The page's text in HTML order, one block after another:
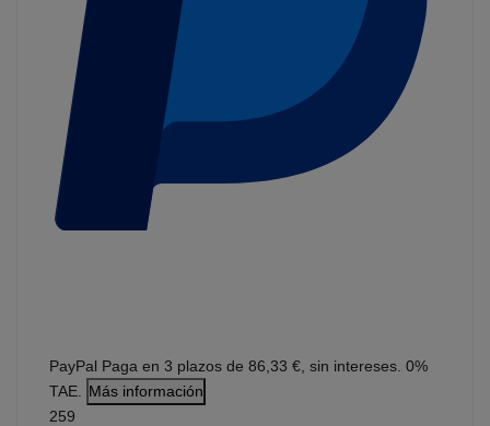
PayPal Paga en 3 plazos de 86,33 €, sin intereses. 0%
TAE.
Más información
259